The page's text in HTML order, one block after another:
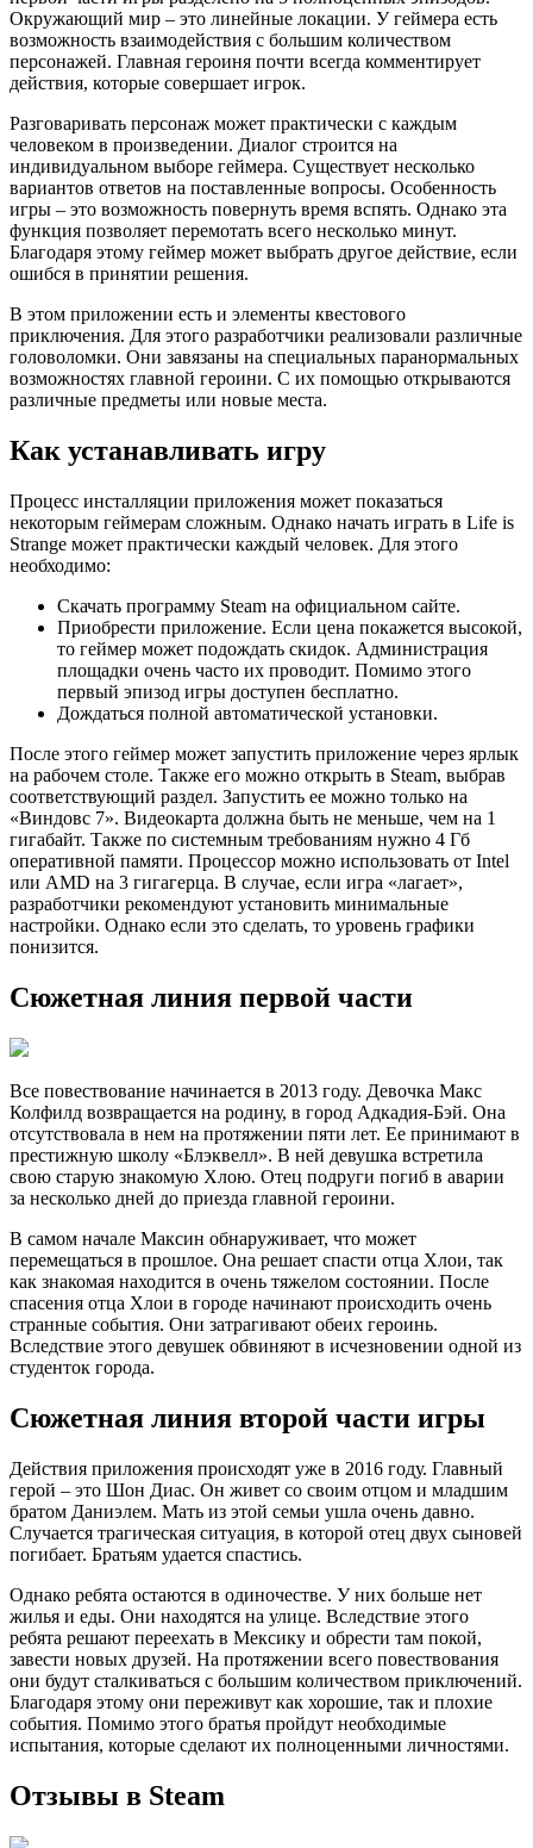
Окружающий мир – это линейные локации. У геймера есть
возможность взаимодействия с большим количеством
персонажей. Главная героиня почти всегда комментирует
действия, которые совершает игрок.
Разговаривать персонаж может практически с каждым
человеком в произведении. Диалог строится на
индивидуальном выборе геймера. Существует несколько
вариантов ответов на поставленные вопросы. Особенность
игры – это возможность повернуть время вспять. Однако эта
функция позволяет перемотать всего несколько минут.
Благодаря этому геймер может выбрать другое действие, если
ошибся в принятии решения.
В этом приложении есть и элементы квестового
приключения. Для этого разработчики реализовали различные
головоломки. Они завязаны на специальных паранормальных
возможностях главной героини. С их помощью открываются
различные предметы или новые места.
Как устанавливать игру
Процесс инсталляции приложения может показаться
некоторым геймерам сложным. Однако начать играть в Life is
Strange может практически каждый человек. Для этого
необходимо:
Скачать программу Steam на официальном сайте.
Приобрести приложение. Если цена покажется высокой,
то геймер может подождать скидок. Администрация
площадки очень часто их проводит. Помимо этого
первый эпизод игры доступен бесплатно.
Дождаться полной автоматической установки.
После этого геймер может запустить приложение через ярлык
на рабочем столе. Также его можно открыть в Steam, выбрав
соответствующий раздел. Запустить ее можно только на
«Виндовс 7». Видеокарта должна быть не меньше, чем на 1
гигабайт. Также по системным требованиям нужно 4 Гб
оперативной памяти. Процессор можно использовать от Intel
или AMD на 3 гигагерца. В случае, если игра «лагает»,
разработчики рекомендуют установить минимальные
настройки. Однако если это сделать, то уровень графики
понизится.
Сюжетная линия первой части
Все повествование начинается в 2013 году. Девочка Макс
Колфилд возвращается на родину, в город Адкадия-Бэй. Она
отсутствовала в нем на протяжении пяти лет. Ее принимают в
престижную школу «Блэквелл». В ней девушка встретила
свою старую знакомую Хлою. Отец подруги погиб в аварии
за несколько дней до приезда главной героини.
В самом начале Максин обнаруживает, что может
перемещаться в прошлое. Она решает спасти отца Хлои, так
как знакомая находится в очень тяжелом состоянии. После
спасения отца Хлои в городе начинают происходить очень
странные события. Они затрагивают обеих героинь.
Вследствие этого девушек обвиняют в исчезновении одной из
студенток города.
Сюжетная линия второй части игры
Действия приложения происходят уже в 2016 году. Главный
герой – это Шон Диас. Он живет со своим отцом и младшим
братом Даниэлем. Мать из этой семьи ушла очень давно.
Случается трагическая ситуация, в которой отец двух сыновей
погибает. Братьям удается спастись.
Однако ребята остаются в одиночестве. У них больше нет
жилья и еды. Они находятся на улице. Вследствие этого
ребята решают переехать в Мексику и обрести там покой,
завести новых друзей. На протяжении всего повествования
они будут сталкиваться с большим количеством приключений.
Благодаря этому они переживут как хорошие, так и плохие
события. Помимо этого братья пройдут необходимые
испытания, которые сделают их полноценными личностями.
Отзывы в Steam